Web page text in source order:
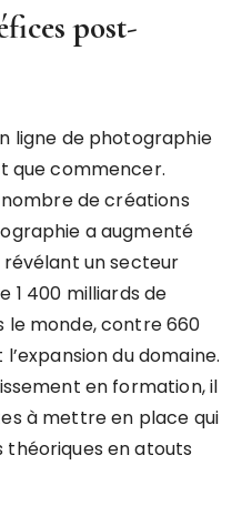
post-
ligne de photographie
que commencer.
nombre de créations
a augmenté
révélant un secteur
1 400 milliards de
le monde, contre 660
du domaine.
en formation, il
à mettre en place qui
en atouts